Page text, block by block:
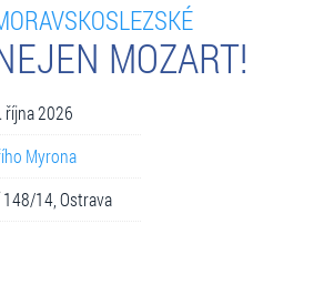
MOZART!
října 2026
Myrona
148/14, Ostrava